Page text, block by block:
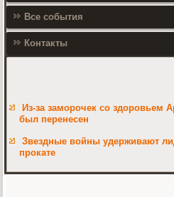
Все события
Контакты
Из-за заморочек со здоровьем
был перенесен
Звездные войны удерживают
прокате